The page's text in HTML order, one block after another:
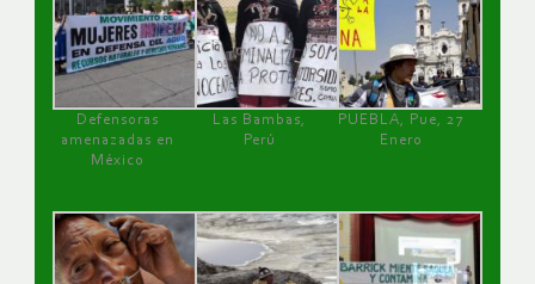
Defensoras
amenazadas en
México
Las Bambas,
Perú
PUEBLA, Pue, 27
Enero